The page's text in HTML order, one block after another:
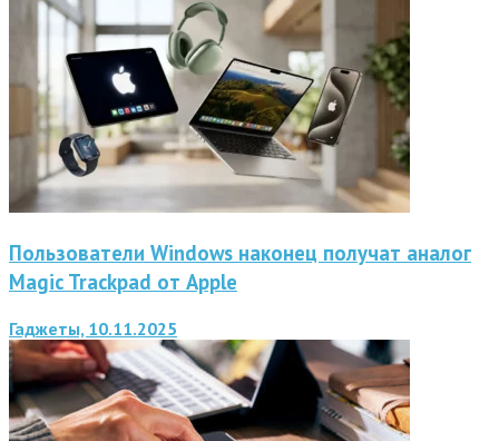
Пользователи Windows наконец получат аналог
Magic Trackpad от Apple
Гаджеты, 10.11.2025